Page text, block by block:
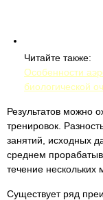
Читайте также:
Особенности
биологической
Результатов можно
тренировок.
занятий, исходных
среднем
течение нескольких
Существует ряд